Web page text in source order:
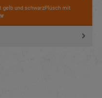
gelb und schwarzPlüsch mit